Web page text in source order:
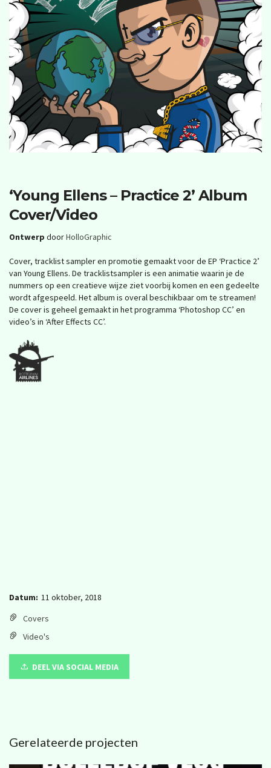
‘Young Ellens – Practice 2’ Album
Cover/Video
Ontwerp doorHolloGraphic
Cover, tracklist sampler en promotie gemaakt voor de EP ‘Practice 2’
van Young Ellens. De tracklistsampler is een animatie waarin je de
nummers op een creatieve wijze ziet voorbij komen en een gedeelte
wordt afgespeeld. Het album is overal beschikbaar om te streamen!
De cover is geheel gemaakt in het programma ‘Photoshop CC’ en
video’s in ‘After Effects CC’.
Datum: 11 oktober, 2018
Covers
Video's
DEEL VIA SOCIAL MEDIA
Gerelateerde projecten